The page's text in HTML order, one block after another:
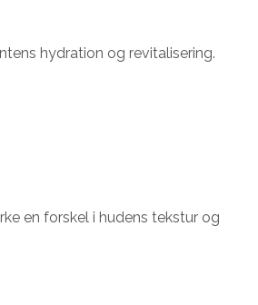
hydration og revitalisering.
en forskel i hudens tekstur og